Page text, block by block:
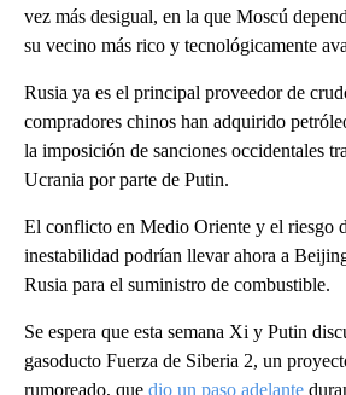
vez más desigual, en la que Moscú
su vecino más rico y tecnológicamente
Rusia ya es el principal proveedor de
compradores chinos han adquirido
la imposición de sanciones occidentales
Ucrania por parte de Putin.
El conflicto en Medio Oriente y el riesgo
inestabilidad podrían llevar ahora a
Rusia para el suministro de combustible.
Se espera que esta semana Xi y Putin
gasoducto Fuerza de Siberia 2, un
rumoreado, que dio un paso adelante